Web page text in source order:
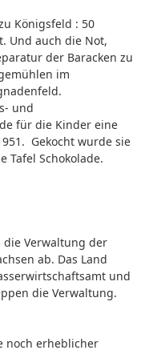
Königsfeld : 50
Und auch die Not,
der Baracken zu
im
und
für die Kinder eine
Gekocht wurde sie
Tafel Schokolade.
die Verwaltung der
ab. Das Land
und
die Verwaltung.
noch erheblicher